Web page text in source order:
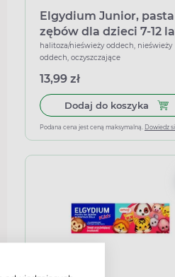
Elgydium Junior,
zębów dla dzieci 7-12
łagodna mięta, 50 ml
halitoza/nieświeży oddech, nieświeży
oddech, oczyszczające
13,99 zł
Dodaj do koszyka
Podana cena jest ceną maksymalną. Dowiedz